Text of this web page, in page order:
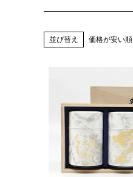
並び替え 価格が安い順